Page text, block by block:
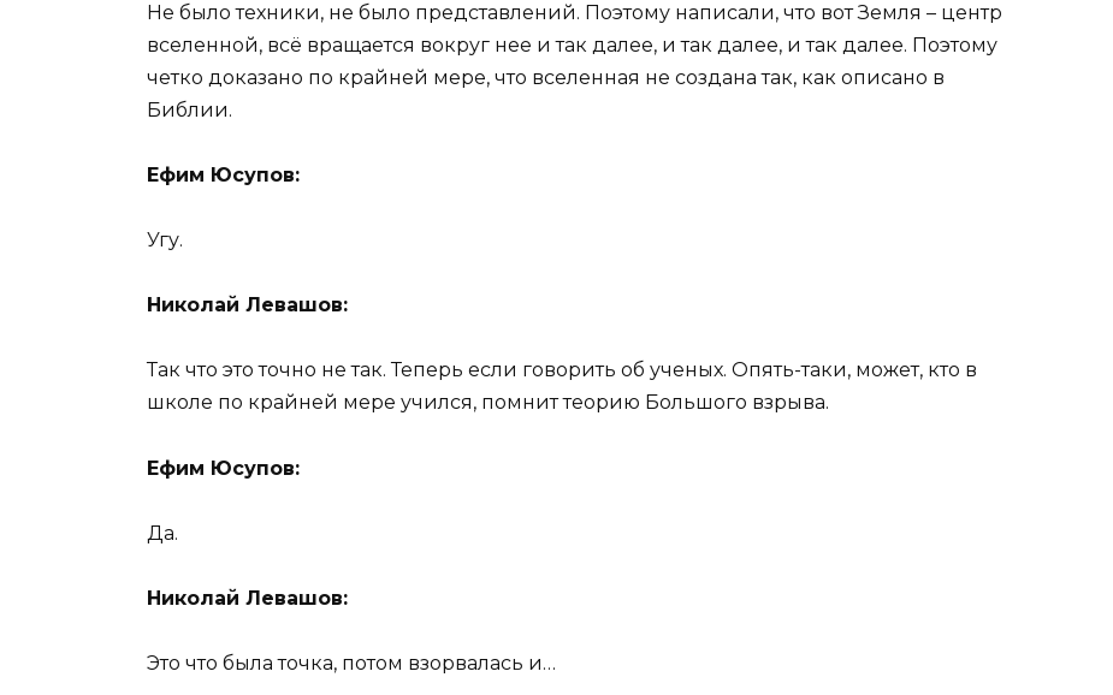
Не было техники, не было представлений. Поэтому написали, что вот Земля – центр
вселенной, всё вращается вокруг нее и так далее, и так далее, и так далее. Поэтому
четко доказано по крайней мере, что вселенная не создана так, как описано в
Библии.
Ефим Юсупов:
Угу.
Николай Левашов:
Так что это точно не так. Теперь если говорить об ученых. Опять-таки, может, кто в
школе по крайней мере учился, помнит теорию Большого взрыва.
Ефим Юсупов:
Да.
Николай Левашов:
Это что была точка, потом взорвалась и…